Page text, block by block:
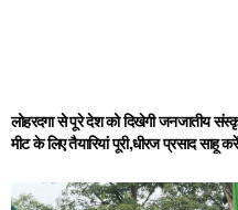
लोहरदगा से पूरे देश को दिखेगी जनजातीय
मीट के लिए तैयारियां पूरी,धीरज प्रसाद साहू